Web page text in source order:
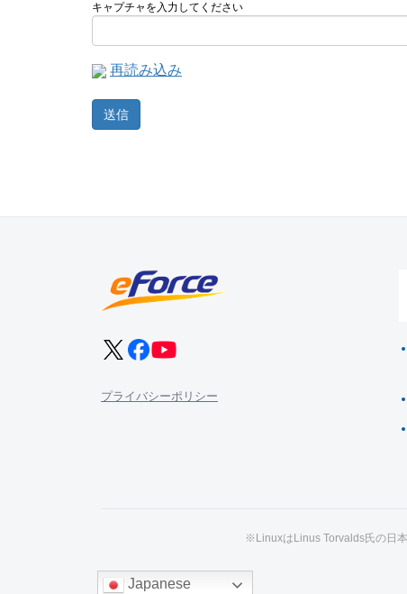
キャプチャを入力してください
再読み込み
プライバシーポリシー
※LinuxはLinus Torvalds氏の日
Japanese